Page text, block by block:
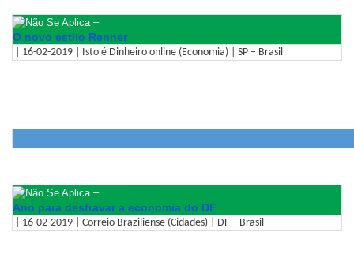
–
O novo estilo Renner
| 16-02-2019 | Isto é Dinheiro online (Economia) | SP – Brasil
–
Ano para destravar a economia do DF
| 16-02-2019 | Correio Braziliense (Cidades) | DF – Brasil